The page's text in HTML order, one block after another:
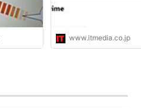
www.itmedia.co.jp